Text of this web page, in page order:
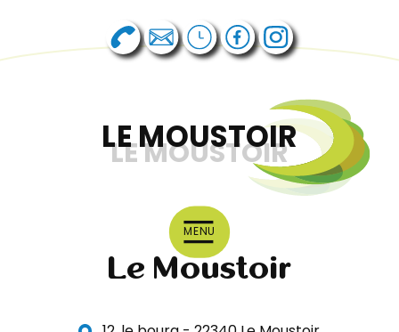
LE MOUSTOIR
MENU
LE MOUSTOIR
Le Moustoir